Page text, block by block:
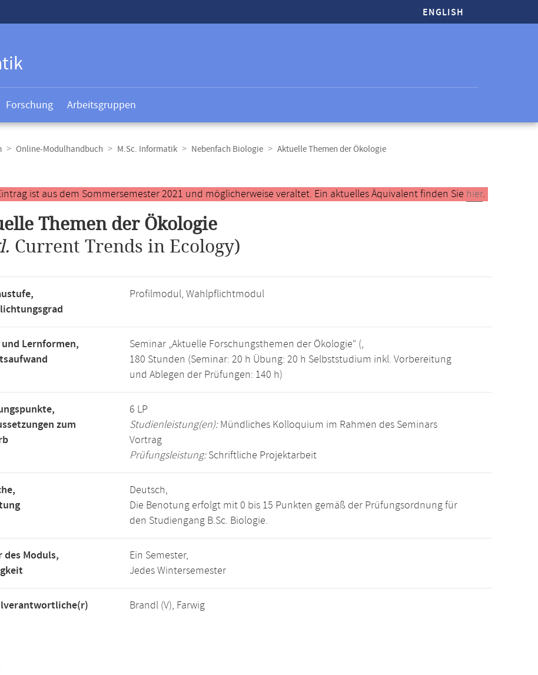
ENGLISH
Forschung Arbeitsgruppen
Online-Modulhandbuch M.Sc. Informatik Nebenfach Biologie Aktuelle Themen der Ökologie
ist aus dem Sommersemester 2021 und möglicherweise veraltet. Ein aktuelles Äquivalent finden Sie hier.
Themen der Ökologie
Current Trends in Ecology)
Profilmodul, Wahlpflichtmodul
Lernformen,
Seminar „Aktuelle Forschungsthemen der Ökologie“ (,
180 Stunden (Seminar: 20 h Übung: 20 h Selbststudium inkl. Vorbereitung
und Ablegen der Prüfungen: 140 h)
zum
6 LP
Studienleistung(en):Mündliches Kolloquium im Rahmen des Seminars
Vortrag
Prüfungsleistung:Schriftliche Projektarbeit
Deutsch,
Die Benotung erfolgt mit 0 bis 15 Punkten gemäß der Prüfungsordnung für
den Studiengang B.Sc. Biologie.
des Moduls,
Ein Semester,
Jedes Wintersemester
Brandl (V), Farwig